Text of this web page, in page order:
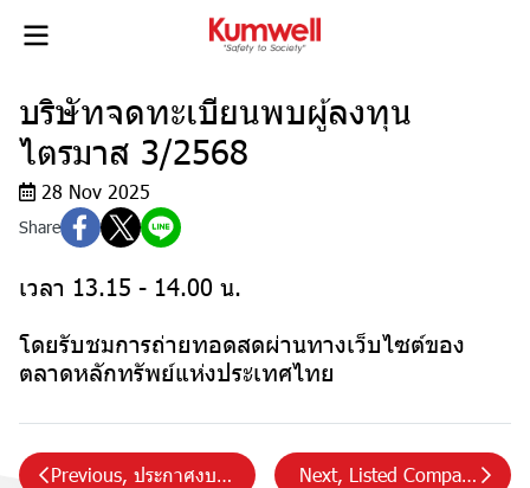
บริษัทจดทะเบียนพบผู้ลงทุน
ไตรมาส 3/2568
28 Nov 2025
Share
เวลา 13.15 - 14.00 น.
โดยรับชมการถ่ายทอดสดผ่านทางเว็บไซต์ของ
ตลาดหลักทรัพย์แห่งประเทศไทย
Previous, ประกาศงบการเงิน ไตรมาส 3/2568
Next, Listed Company